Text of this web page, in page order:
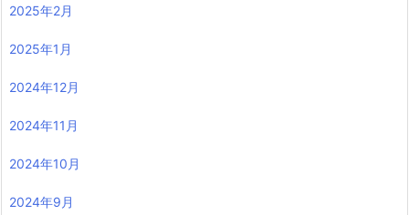
2025年2月
2025年1月
2024年12月
2024年11月
2024年10月
2024年9月